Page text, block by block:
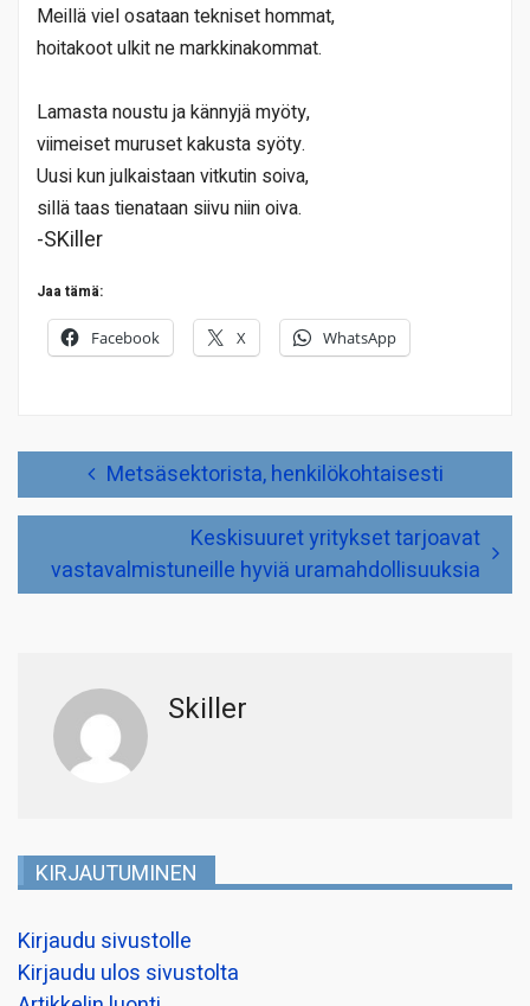
Meillä viel osataan tekniset hommat,
hoitakoot ulkit ne markkinakommat.
Lamasta noustu ja kännyjä myöty,
viimeiset muruset kakusta syöty.
Uusi kun julkaistaan vitkutin soiva,
sillä taas tienataan siivu niin oiva.
-SKiller
Jaa tämä:
Facebook X WhatsApp
Artikkelien Metsäsektorista, henkilökohtaisesti
Keskisuuret yritykset tarjoavat
vastavalmistuneille hyviä uramahdollisuuksia
Skiller
KIRJAUTUMINEN
Kirjaudu sivustolle
Kirjaudu ulos sivustolta